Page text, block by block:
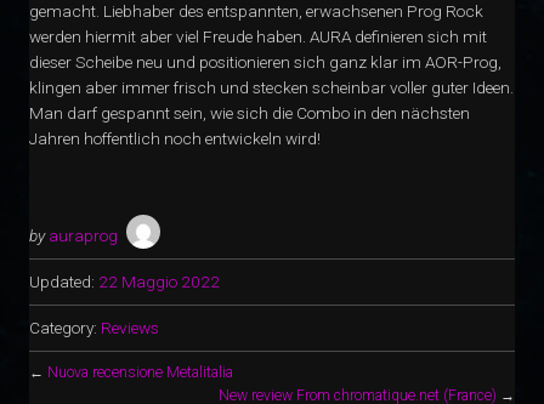
gemacht. Liebhaber des entspannten, erwachsenen Prog Rock
werden hiermit aber viel Freude haben. AURA definieren sich mit
dieser Scheibe neu und positionieren sich ganz klar im AOR-Prog,
klingen aber immer frisch und stecken scheinbar voller guter Ideen.
Man darf gespannt sein, wie sich die Combo in den nächsten
Jahren hoffentlich noch entwickeln wird!
by auraprog
Updated: 22 Maggio 2022
Category: Reviews
← Nuova recensione Metalitalia
New review From chromatique.net (France) →